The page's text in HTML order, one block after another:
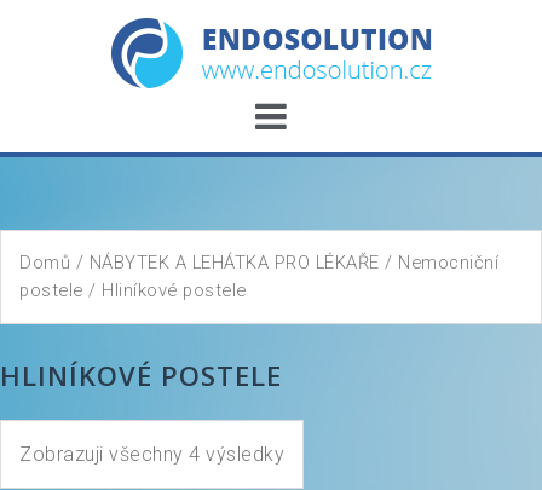
Domů / NÁBYTEK A LEHÁTKA PRO LÉKAŘE / Nemocniční
postele / Hliníkové postele
HLINÍKOVÉ POSTELE
Zobrazuji všechny 4 výsledky